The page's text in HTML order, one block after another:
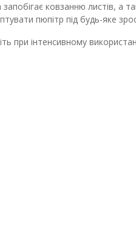
ковзанню листів, а
пюпітр під будь-яке
при інтенсивному